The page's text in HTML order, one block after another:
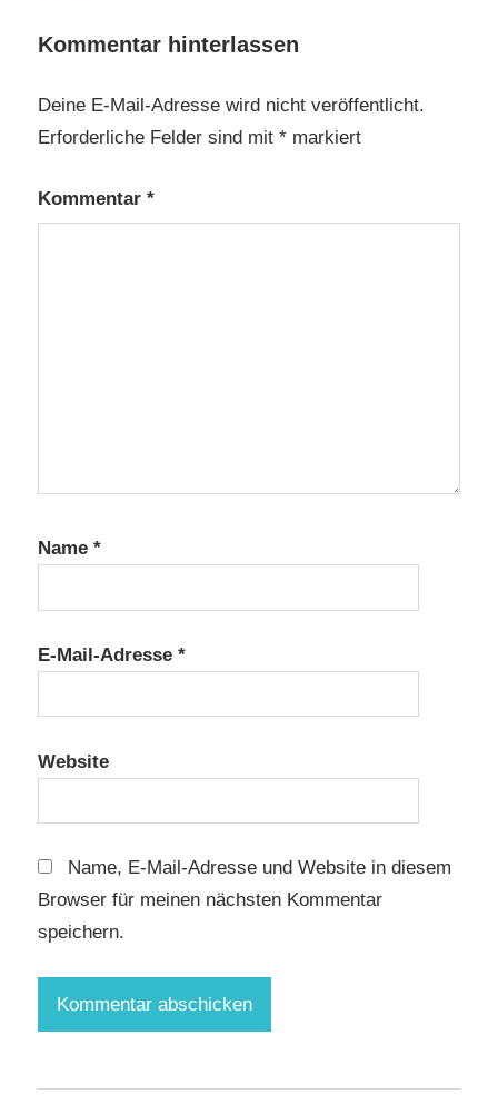
Kommentar hinterlassen
Deine E-Mail-Adresse wird nicht veröffentlicht.
Erforderliche Felder sind mit * markiert
Kommentar *
Name *
E-Mail-Adresse *
Website
Name, E-Mail-Adresse und Website in diesem
Browser für meinen nächsten Kommentar
speichern.